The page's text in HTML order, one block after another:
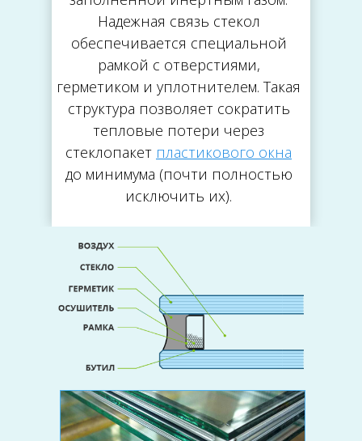
Надежная связь стекол
обеспечивается специальной
рамкой с отверстиями,
герметиком и уплотнителем. Такая
структура позволяет сократить
тепловые потери через
стеклопакет пластикового окна
до минимума (почти полностью
исключить их).